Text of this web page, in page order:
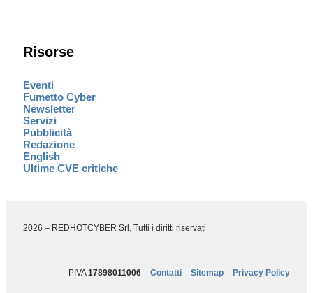
Risorse
Eventi
Fumetto Cyber
Newsletter
Servizi
Pubblicità
Redazione
English
Ultime CVE critiche
2026 – REDHOTCYBER Srl. Tutti i diritti riservati
PIVA17898011006 – Contatti – Sitemap – Privacy Policy